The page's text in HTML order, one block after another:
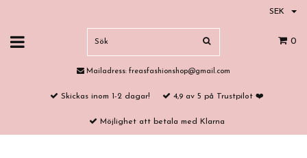
SEK
0
Mailadress: freasfashionshop@gmail.com
Skickas inom 1-2 dagar! 4,9 av 5 på Trustpilot ❤️
Möjlighet att betala med Klarna